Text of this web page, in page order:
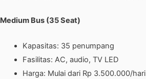
Medium Bus (35 Seat)
Kapasitas: 35 penumpang
Fasilitas: AC, audio, TV LED
Harga: Mulai dari Rp 3.500.000/hari